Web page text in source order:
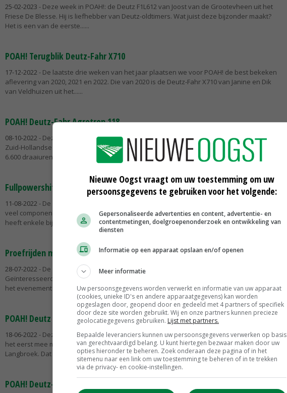
25-02-2023 - Deze week in POAH!: de Deutz F1L612 van Joost van de Grootevheen uit het
Friese De Blesse. Hij is liefhebber van Deutz-oldtimers. Wat juist deze bijzonder maakt?
Het is een van de eerste...
POAH! Terugblik Deutz-Fahr X710
17-12-2022 - De laatste drie weken van het jaar plaatsen we voor POAH! de best bekeken
aflevering van 2020, 2021 en 2022. Die van 2020 is de Deutz-Fahr X710 van Janine en Dik
van Veldhuizen uit het...
POAH! Deutz-Fahr Agrotron 118
08-10-2022 - Deze week in POAH!: Dit is de Deutz-Fahr Agrotron 118 van Jan Kortleve uit het
Zuid-Hollandse Noordeloos. De trekker is gebouwd in 2005, heeft 120 pk op de aftakas en
6.600 draaiuren. 'Als...
Fullpowershift Deutz-Fahr op traploze basis
11-08-2022 - De nieuwe Deutz-Fahr 6C-viercilinder heeft de cabine van een 5-serie, maar
veel componenten en luxe van de grotere 6-serie. Vooral de RVshift-fullpowershiftbak
heeft enkele bijzondere...
Proefrijden met een Deutz-Fahr tijdens Roadshow
28-07-2022 - De Roadshow van Deutz-Fahr trekt deze zomer door Nederland.
Geïnteresseerden kunnen daar proefritten maken met trekkers naar keuze. Motto van
het evenement: drive it to believe it.
POAH! Deutz 100 06
18-06-2022 - Deze week in POAH!: Martin van Meeteren uit het Gelderse Ochten doet voor
het eerst mee met de trekkertrek. Hij kiest daarbij voor de wedstrijd in het Utrechtse
Langbroek. Dat doet hij met...
POAH! Deutz-Fahr 6.11
Nieuwe Oogst vraagt om uw toestemming om uw
persoonsgegevens te gebruiken voor het volgende:
Gepersonaliseerde advertenties en content, advertentie- en
contentmetingen, doelgroepenonderzoek en ontwikkeling van
diensten
Informatie op een apparaat opslaan en/of openen
Meer informatie
Uw persoonsgegevens worden verwerkt en informatie van uw apparaat
(cookies, unieke ID's en andere apparaatgegevens) kan worden
opgeslagen door, geopend door en gedeeld met 4 partners of specifiek
door deze site worden gebruikt. Wij en onze partners kunnen precieze
geolocatiegegevens gebruiken. Lijst met partners.
Bepaalde leveranciers kunnen uw persoonsgegevens verwerken op basis
van gerechtvaardigd belang. U kunt hiertegen bezwaar maken door uw
opties hieronder te beheren. Zoek onderaan deze pagina of in het
sitemenu naar een link om uw toestemming te beheren of in te trekken
via de privacy- en cookie-instellingen.